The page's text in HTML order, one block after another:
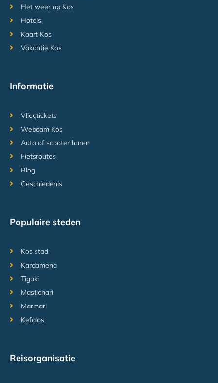
Het weer op Kos
Hotels
Kaart Kos
Vakantie Kos
Informatie
Vliegtickets
Webcam Kos
Auto of scooter huren
Fietsroutes
Blog
Geschiedenis
Populaire steden
Kos stad
Kardamena
Tigaki
Mastichari
Marmari
Kefalos
Reisorganisatie